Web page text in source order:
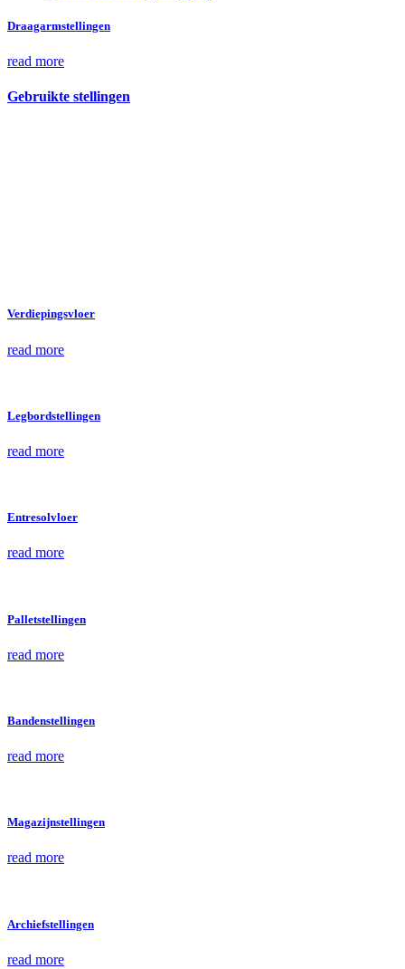
Draagarmstellingen
read more
Gebruikte stellingen
Verdiepingsvloer
read more
Legbordstellingen
read more
Entresolvloer
read more
Palletstellingen
read more
Bandenstellingen
read more
Magazijnstellingen
read more
Archiefstellingen
read more